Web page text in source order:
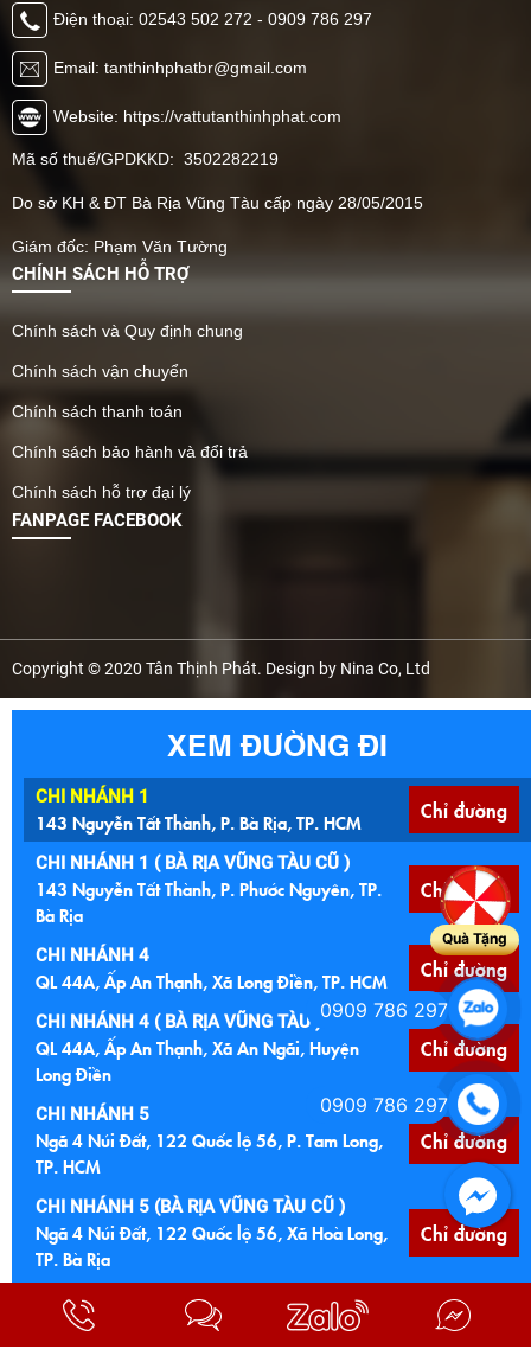
Điện thoại: 02543 502 272 - 0909 786 297
Email: tanthinhphatbr@gmail.com
Website: https://vattutanthinhphat.com
Mã số thuế/GPDKKD: 3502282219
Do sở KH & ĐT Bà Rịa Vũng Tàu cấp ngày 28/05/2015
Giám đốc: Phạm Văn Tường
CHÍNH SÁCH HỖ TRỢ
Chính sách và Quy định chung
Chính sách vận chuyển
Chính sách thanh toán
Chính sách bảo hành và đổi trả
Chính sách hỗ trợ đại lý
FANPAGE FACEBOOK
Copyright © 2020 Tân Thịnh Phát. Design by Nina Co, Ltd
XEM ĐƯỜNG ĐI
CHI NHÁNH 1
143 Nguyễn Tất Thành, P. Bà Rịa, TP. HCM Chỉ đường
CHI NHÁNH 1 ( BÀ RỊA VŨNG TÀU CŨ )
143 Nguyễn Tất Thành, P. Phước Nguyên, TP.
Bà Rịa
Chỉ đường
CHI NHÁNH 4
QL 44A, Ấp An Thạnh, Xã Long Điền, TP. HCM Chỉ đường
CHI NHÁNH 4 ( BÀ RỊA VŨNG TÀU )
QL 44A, Ấp An Thạnh, Xã An Ngãi, Huyện
Long Điền
Chỉ đường
CHI NHÁNH 5
Ngã 4 Núi Đất, 122 Quốc lộ 56, P. Tam Long,
TP. HCM
Chỉ đường
CHI NHÁNH 5 (BÀ RỊA VŨNG TÀU CŨ )
Ngã 4 Núi Đất, 122 Quốc lộ 56, Xã Hoà Long,
TP. Bà Rịa
Chỉ đường
CHI NHÁNH 6
Cầu Đất Đỏ, Quốc lộ 55, Xã Đất Đỏ, TP. HCM Chỉ đường
Quà Tặng
0909 786 297
0909 786 297